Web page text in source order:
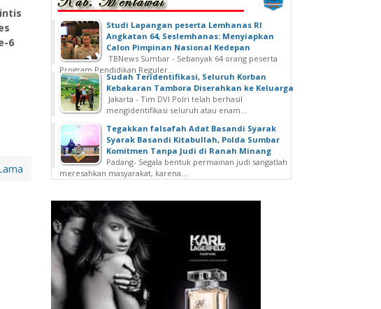
6
Studi Lapangan peserta Lemhanas RI
Angkatan 64, Seslemhanas: Menyiapkan
Calon Pimpinan Nasional Kedepan
TBNews Sumbar - Sebanyak 64 orang peserta
Program Pendidikan Reguler...
Sudah Teridentifikasi, Seluruh Korban
Kebakaran Tambora Diserahkan ke Keluarga
Jakarta - Tim DVI Polri telah berhasil
mengidentifikasi seluruh atau enam...
Tegakkan falsafah Adat Basandi Syarak
Syarak Basandi Kitabullah, Polda Sumbar
Komitmen Tanpa Judi di Ranah Minang
Padang- Segala bentuk permainan judi sangatlah
meresahkan masyarakat, karena...